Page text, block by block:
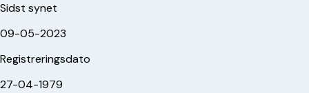
Sidst synet
09-05-2023
Registreringsdato
27-04-1979